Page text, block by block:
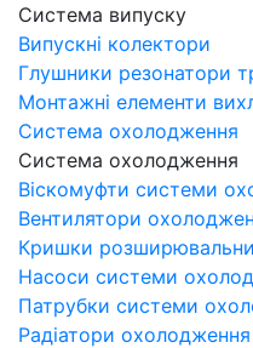
Система випуску
Випускні колектори
Глушники резонатори
Монтажні елементи
Система охолодження
Система охолодження
Віскомуфти системи
Вентилятори
Кришки
Насоси системи
Патрубки системи
Радіатори